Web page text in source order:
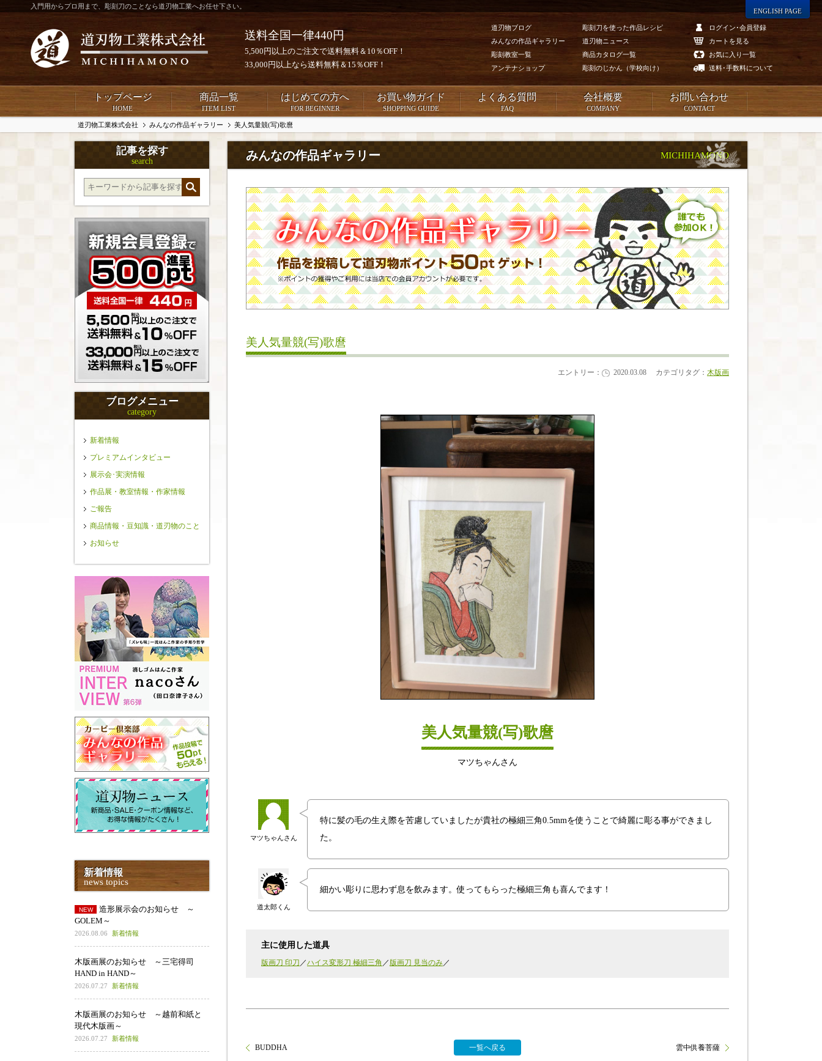
入門用からプロ用まで、彫刻刀のことなら道刃物工業へお任せ下さい。
送料全国一律440円
5,500円以上のご注文で送料無料＆10％OFF！
33,000円以上なら送料無料＆15％OFF！
道刃物ブログ
みんなの作品ギャラリー
彫刻教室一覧
アンテナショップ
彫刻刀を使った作品レシピ
道刃物ニュース
商品カタログ一覧
彫刻のじかん（学校向け）
ログイン･会員登録
カートを見る
お気に入り一覧
送料･手数料について
ENGLISH PAGE
トップページ
HOME
商品一覧
ITEM LIST
はじめての方へ
FOR BEGINNER
お買い物ガイド
SHOPPING GUIDE
よくある質問
FAQ
会社概要
COMPANY
お問い合わせ
CONTACT
道刃物工業株式会社 みんなの作品ギャラリー 美人気量競(写)歌麿
みんなの作品ギャラリー MICHIHAMONO
美人気量競(写)歌麿
エントリー： 2020.03.08 カテゴリタグ： 木版画
美人気量競(写)歌麿
マツちゃんさん
マツちゃんさん
特に髪の毛の生え際を苦慮していましたが貴社の極細三角0.5mmを使うことで綺麗に彫る事ができまし
た。
道太郎くん
細かい彫りに思わず息を飲みます。使ってもらった極細三角も喜んでます！
主に使用した道具
版画刀 印刀 ハイス変形刀 極細三角 版画刀 見当のみ
BUDDHA 一覧へ戻る 雲中供養菩薩
記事を探す
search
ブログメニュー
category
新着情報
プレミアムインタビュー
展示会･実演情報
作品展・教室情報・作家情報
ご報告
商品情報・豆知識・道刃物のこと
お知らせ
新着情報
news topics
造形展示会のお知らせ ～
GOLEM～
2026.08.06 新着情報
木版画展のお知らせ ～三宅得司
HAND in HAND～
2026.07.27 新着情報
木版画展のお知らせ ～越前和紙と
現代木版画～
2026.07.27 新着情報